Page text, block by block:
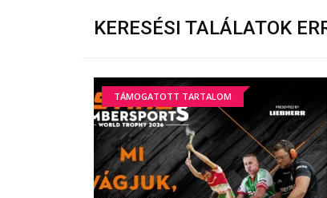
KERESÉSI TALÁLATOK
TÁMOGATOTT TARTALOM